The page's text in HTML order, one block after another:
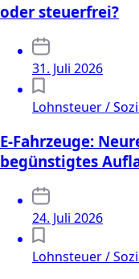
oder steuerfrei?
31. Juli 2026
Lohnsteuer /
E-Fahrzeuge:
begünstigtes
24. Juli 2026
Lohnsteuer /